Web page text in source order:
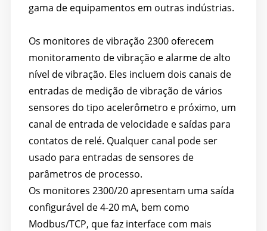
gama de equipamentos em outras indústrias.
Os monitores de vibração 2300 oferecem
monitoramento de vibração e alarme de alto
nível de vibração. Eles incluem dois canais de
entradas de medição de vibração de vários
sensores do tipo acelerômetro e próximo, um
canal de entrada de velocidade e saídas para
contatos de relé. Qualquer canal pode ser
usado para entradas de sensores de
parâmetros de processo.
Os monitores 2300/20 apresentam uma saída
configurável de 4-20 mA, bem como
Modbus/TCP, que faz interface com mais